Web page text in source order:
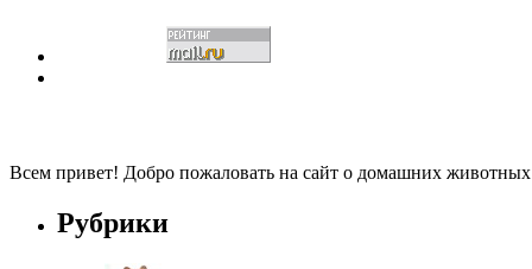
Всем привет! Добро пожаловать на сайт о домашних
Рубрики